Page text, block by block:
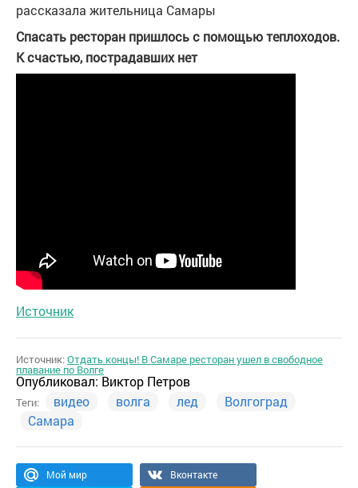
рассказала жительница Самары
Спасать ресторан пришлось с помощью теплоходов.
К счастью, пострадавших нет
Источник
Источник:Отдать концы! В Самаре ресторан ушел в свободное
плавание по Волге
Опубликовал: Виктор Петров
Теги: видео волга лед
Волгоград
Самара
Мой мир
Вконтакте